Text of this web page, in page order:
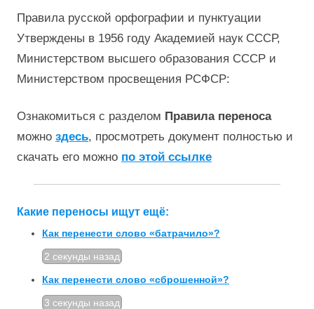
Правила русской орфографии и пунктуации
Утверждены в 1956 году Академией наук СССР,
Министерством высшего образования СССР и
Министерством просвещения РСФСР:
Ознакомиться с разделом Правила переноса
можно здесь, просмотреть документ полностью и
скачать его можно по этой ссылке
Какие переносы ищут ещё:
Как перенести слово «батрачило»?
2 секунды назад
Как перенести слово «сброшенной»?
3 секунды назад